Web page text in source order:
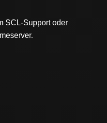
SCL-Support oder